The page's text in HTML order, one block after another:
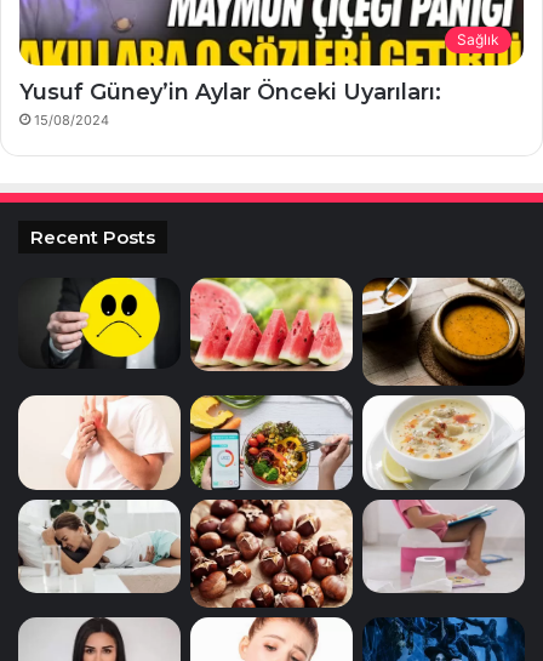
Sağlık
Yusuf Güney’in Aylar Önceki Uyarıları:
15/08/2024
Recent Posts